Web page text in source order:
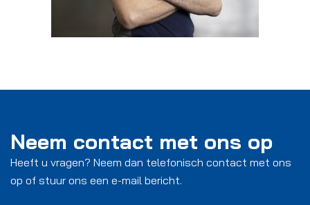
Neem contact met ons op
Heeft u vragen? Neem dan telefonisch contact met ons
op of stuur ons een e-mail bericht.